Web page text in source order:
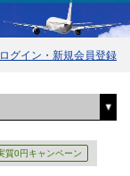
ログイン・新規会員登録
質0円キャンペーン